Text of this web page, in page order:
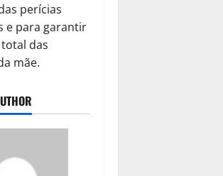
perícias
e para garantir
das
mãe.